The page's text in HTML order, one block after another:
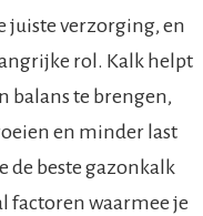
juiste verzorging, en
rol. Kalk helpt
balans te brengen,
en minder last
de beste gazonkalk
factoren waarmee je